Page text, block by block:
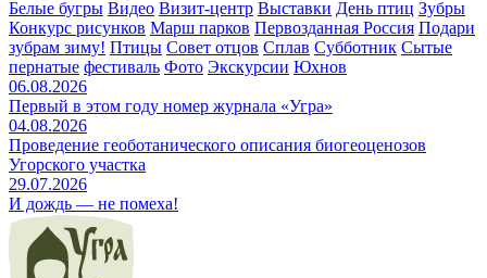
Белые бугры Видео Визит-центр Выставки День птиц Зубры
Конкурс рисунков Марш парков Первозданная Россия Подари
зубрам зиму! Птицы Совет отцов Сплав Субботник Сытые
пернатые фестиваль Фото Экскурсии Юхнов
06.08.2026
Первый в этом году номер журнала «Угра»
04.08.2026
Проведение геоботанического описания биогеоценозов
Угорского участка
29.07.2026
И дождь — не помеха!